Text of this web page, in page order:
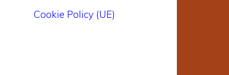
Cookie Policy (UE)